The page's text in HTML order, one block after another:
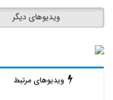
ویدیوهای دیگر
ویدیوهای مرتبط